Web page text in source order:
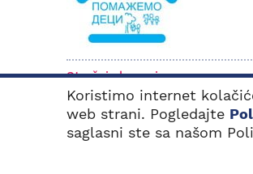
Stručni skupovi
Koristimo internet
web strani. Pogledajte
saglasni ste sa našom